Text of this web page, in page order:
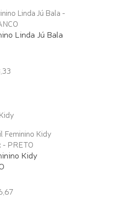
Linda Jú Bala
Kidy